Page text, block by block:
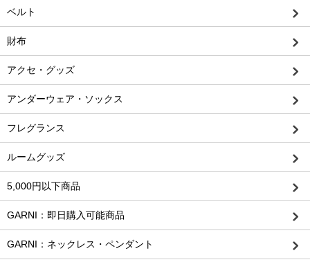
ベルト
財布
アクセ・グッズ
アンダーウェア・ソックス
フレグランス
ルームグッズ
5,000円以下商品
GARNI：即日購入可能商品
GARNI：ネックレス・ペンダント